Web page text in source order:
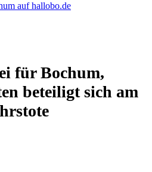
auf hallobo.de
für Bochum,
beteiligt sich am